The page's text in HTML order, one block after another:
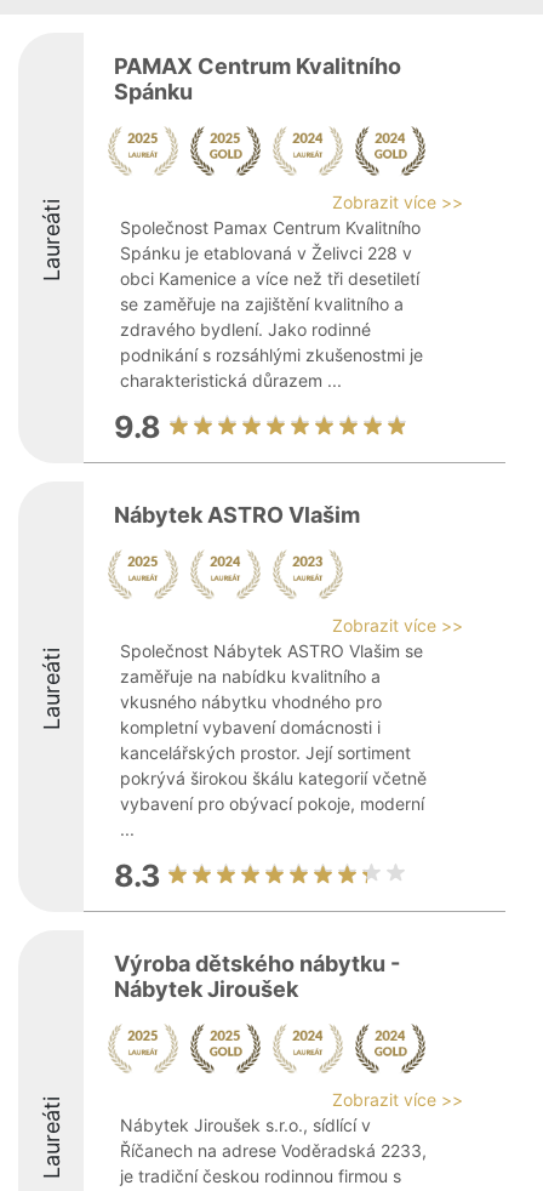
Laureáti
PAMAX Centrum Kvalitního
Spánku
Zobrazit více >>
Společnost Pamax Centrum Kvalitního
Spánku je etablovaná v Želivci 228 v
obci Kamenice a více než tři desetiletí
se zaměřuje na zajištění kvalitního a
zdravého bydlení. Jako rodinné
podnikání s rozsáhlými zkušenostmi je
charakteristická důrazem ...
9.8
Laureáti
Nábytek ASTRO Vlašim
Zobrazit více >>
Společnost Nábytek ASTRO Vlašim se
zaměřuje na nabídku kvalitního a
vkusného nábytku vhodného pro
kompletní vybavení domácnosti i
kancelářských prostor. Její sortiment
pokrývá širokou škálu kategorií včetně
vybavení pro obývací pokoje, moderní
...
8.3
Laureáti
Výroba dětského nábytku -
Nábytek Jiroušek
Zobrazit více >>
Nábytek Jiroušek s.r.o., sídlící v
Říčanech na adrese Voděradská 2233,
je tradiční českou rodinnou firmou s